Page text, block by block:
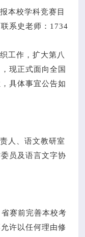
本校学科竞赛目
系史老师：1734
工作，扩大第八
现正式面向全国
具体事宜公告如
人、语文教研室
员及语言文字协
赛前完善本校考
许以任何理由修